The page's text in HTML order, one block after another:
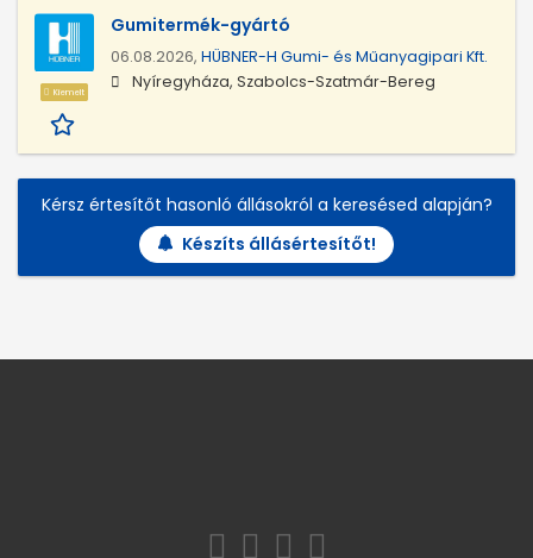
Kiemelt
Gumitermék-gyártó
06.08.2026, HÜBNER-H Gumi- és Műanyagipari Kft.
Nyíregyháza, Szabolcs-Szatmár-Bereg
Kérsz értesítőt hasonló állásokról a keresésed alapján?
Készíts állásértesítőt!